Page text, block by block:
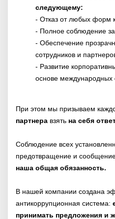
следующему:
- Отказ от любых форм
- Полное соблюдение
- Обеспечение
сотрудников и
- Развитие
основе международных
При этом мы призываем
партнера взять на себя
Соблюдение всех
предотвращение и
наша общая обязанность.
В нашей компании создана
антикоррупционная система:
принимать предложения и